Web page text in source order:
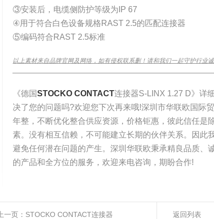
③安装后，电缆侧防护等级为IP 67
④用于符合白色设备规格RAST 2.5的匹配连接器
⑤编码符合RAST 2.5标准
以上素材来自品牌官网及网络，如有侵权联系删！请和我们一起守护行业
《德国STOCKO CONTACT连接器S-LINX 1.27 D》详
决了您的问题吗?欢迎您下次再来哦!深圳市华联欧国际
年整，不断优化整合供应资源，价格钜惠，彼此信任是
素。没有相互信赖，不可能建立长期的伙伴关系。因此
避免任何潜在问题的产生。深圳华联欧秉承精良品质、
的产品和全方位的服务，欢迎来电咨询，期盼合作!
上一页： STOCKO CONTACT连接器 返回列表